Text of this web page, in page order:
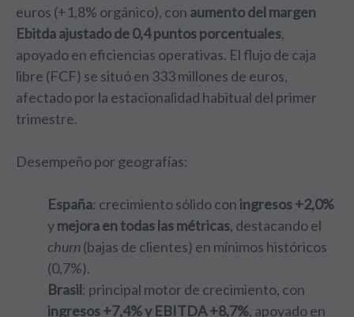
euros (+1,8% orgánico), con aumento del margen
Ebitda ajustado de 0,4 puntos porcentuales,
apoyado en eficiencias operativas. El flujo de caja
libre (FCF) se situó en 333 millones de euros,
afectado por la estacionalidad habitual del primer
trimestre.
Desempeño por geografías:
España: crecimiento sólido coningresos +2,0%
ymejora en todas las métricas, destacando el
churn(bajas de clientes) en mínimos históricos
(0,7%).
Brasil: principal motor de crecimiento, con
ingresos +7,4% y EBITDA +8,7%, apoyado en